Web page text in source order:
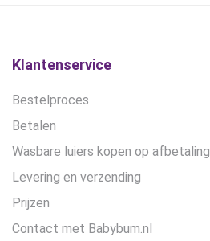
Klantenservice
Bestelproces
Betalen
Wasbare luiers kopen op afbetaling
Levering en verzending
Prijzen
Contact met Babybum.nl